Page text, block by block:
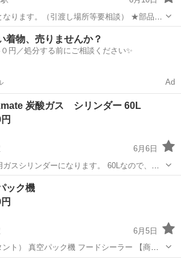
ます。（引渡し場所等要相談） ★部品交
当方にて可能です。 ★動作確認とメ
搬入設置など必要な方は
府駅 キッチン家電
着物、売りませんか？
円／処分する前にご相談ください✨
Ad
炭酸ガス シリンダー 60L
6月6日
ンダーになります。 60Lなので、捨
ればと思います。
駅 キッチン家電
ック機
6月5日
） 真空パック機 フードシーラー 【商品